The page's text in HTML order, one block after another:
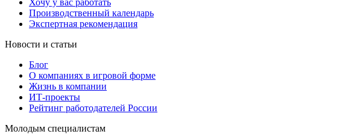
Производственный календарь
Экспертная рекомендация
Новости и статьи
Блог
О компаниях в игровой форме
Жизнь в компании
ИТ-проекты
Рейтинг работодателей России
Молодым специалистам